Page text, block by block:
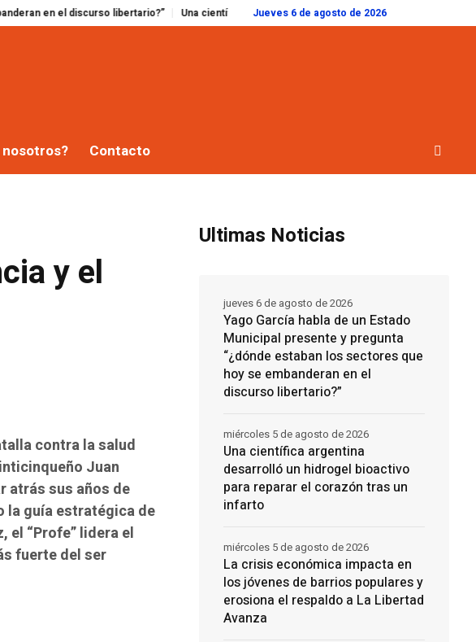
discurso libertario?” Una científica argentina desarrolló un hidrogel bioactivo para reparar el
Jueves 6 de agosto de 2026
Contacto
y el
contra la salud
Juan
atrás sus años de
la guía estratégica de
el “Profe” lidera el
fuerte del ser
Ultimas Noticias
Yago García habla de un Estado
Municipal presente y pregunta
“¿dónde estaban los sectores que
hoy se embanderan en el
discurso libertario?”
jueves 6 de agosto de 2026
Una científica argentina
desarrolló un hidrogel bioactivo
para reparar el corazón tras un
infarto
miércoles 5 de agosto de 2026
La crisis económica impacta en
los jóvenes de barrios populares y
erosiona el respaldo a La Libertad
Avanza
miércoles 5 de agosto de 2026